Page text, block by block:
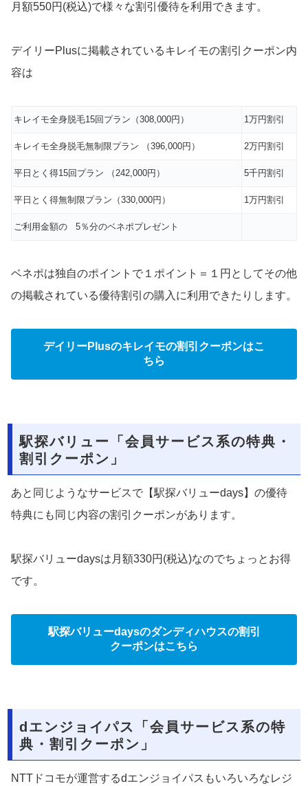
月額550円(税込)で様々な割引優待を利用できます。
デイリーPlusに掲載されているキレイモの割引クーポン内
容は
キレイモ全身脱毛15回プラン（308,000円） 1万円割引
キレイモ全身脱毛無制限プラン （396,000円） 2万円割引
平日とく得15回プラン （242,000円） 5千円割引
平日とく得無制限プラン（330,000円） 1万円割引
ご利用金額の 5％分のベネポプレゼント
ベネポは独自のポイントで１ポイント＝１円としてその他
の掲載されている優待割引の購入に利用できたりします。
デイリーPlusのキレイモの割引クーポンはこ
ちら
駅探バリュー「会員サービス系の特典・
割引クーポン」
あと同じようなサービスで【駅探バリューdays】の優待
特典にも同じ内容の割引クーポンがあります。
駅探バリューdaysは月額330円(税込)なのでちょっとお得
です。
駅探バリューdaysのダンディハウスの割引
クーポンはこちら
dエンジョイパス「会員サービス系の特
典・割引クーポン」
NTTドコモが運営するdエンジョイパスもいろいろなレジ